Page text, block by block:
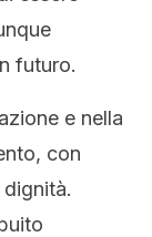
futuro.
e nella
con